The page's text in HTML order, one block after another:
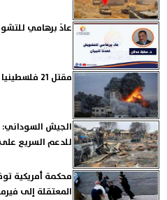
عادَ برهامي
مقتل 21 فلسطينيا ونذر مجاعة تخيم على قطاع غزة
للدعم السريع
محكمة أمريكية
المعتقلة إلى